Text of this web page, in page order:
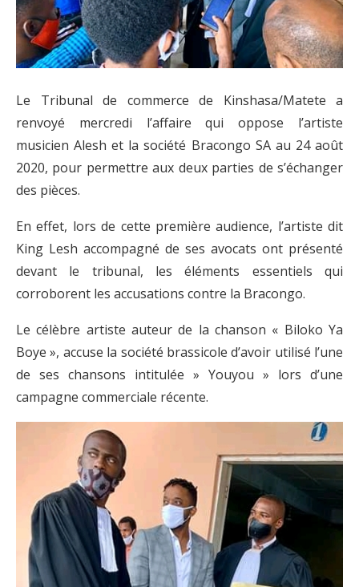
Le Tribunal de commerce de Kinshasa/Matete a
renvoyé mercredi l’affaire qui oppose l’artiste
musicien Alesh et la société Bracongo SA au 24 août
2020, pour permettre aux deux parties de s’échanger
des pièces.
En effet, lors de cette première audience, l’artiste dit
King Lesh accompagné de ses avocats ont présenté
devant le tribunal, les éléments essentiels qui
corroborent les accusations contre la Bracongo.
Le célèbre artiste auteur de la chanson « Biloko Ya
Boye », accuse la société brassicole d’avoir utilisé l’une
de ses chansons intitulée » Youyou » lors d’une
campagne commerciale récente.